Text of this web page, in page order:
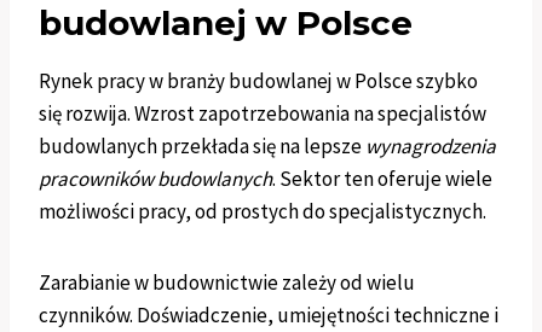
budowlanej w Polsce
Rynek pracy w branży budowlanej w Polsce szybko
się rozwija. Wzrost zapotrzebowania na specjalistów
budowlanych przekłada się na lepsze wynagrodzenia
pracowników budowlanych. Sektor ten oferuje wiele
możliwości pracy, od prostych do specjalistycznych.
Zarabianie w budownictwie zależy od wielu
czynników. Doświadczenie, umiejętności techniczne i